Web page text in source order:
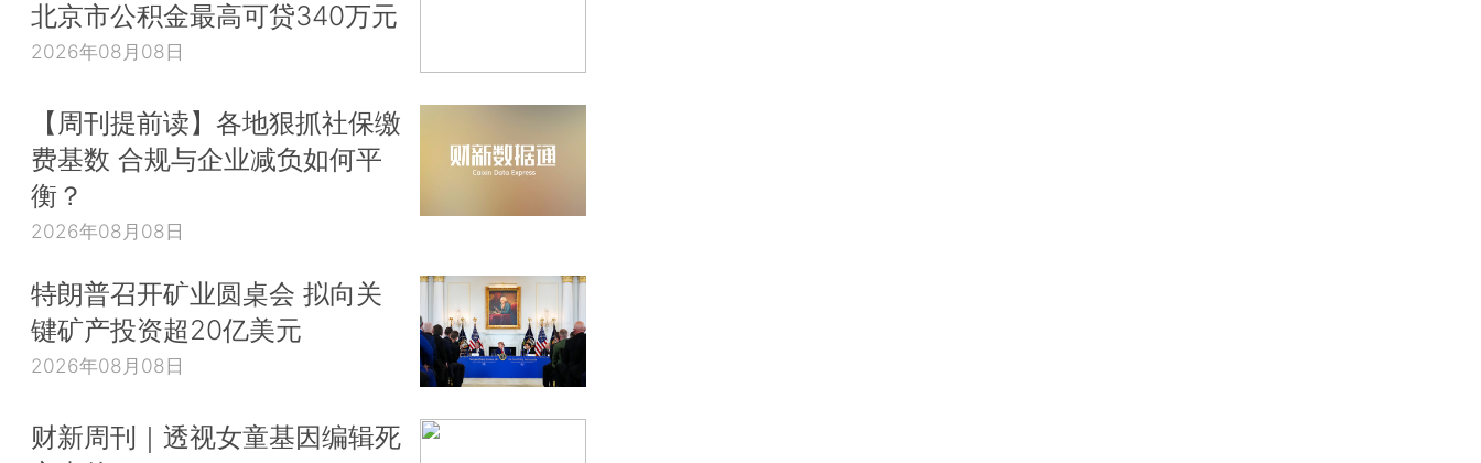
北京市公积金最高可贷340万元
2026年08月08日
【周刊提前读】各地狠抓社保缴
费基数 合规与企业减负如何平
衡？
2026年08月08日
特朗普召开矿业圆桌会 拟向关
键矿产投资超20亿美元
2026年08月08日
财新周刊｜透视女童基因编辑死